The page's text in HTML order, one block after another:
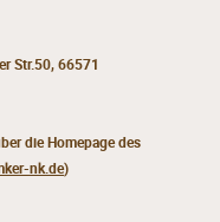
Str.50, 66571
die Homepage des
nk.de)